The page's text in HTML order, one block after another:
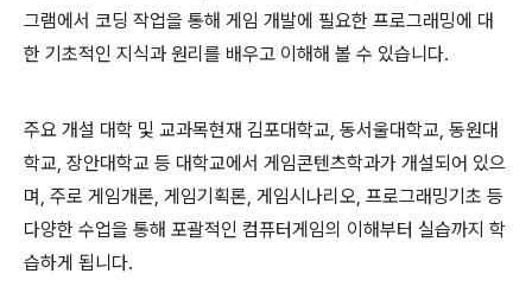
그램에서 코딩 작업을 통해 게임 개발에 필요한 프로그래밍에 대
한 기초적인 지식과 원리를 배우고 이해해 볼 수 있습니다.
주요 개설 대학 및 교과목현재 김포대학교, 동서울대학교, 동원대
학교, 장안대학교 등 대학교에서 게임콘텐츠학과가 개설되어 있으
며, 주로 게임개론, 게임기획론, 게임시나리오, 프로그래밍기초 등
다양한 수업을 통해 포괄적인 컴퓨터게임의 이해부터 실습까지 학
습하게 됩니다.